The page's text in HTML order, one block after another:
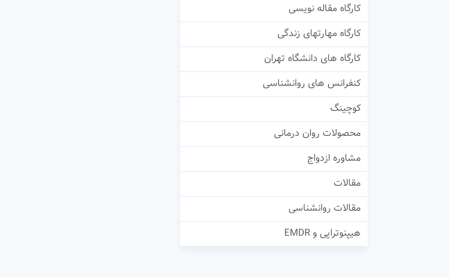
کارگاه مقاله نویسی
کارگاه مهارتهای زندگی
کارگاه های دانشگاه تهران
کنفرانس های روانشناسی
کوچینگ
محصولات روان درمانی
مشاوره ازدواج
مقالات
مقالات روانشناسی
هیپنوتراپی و EMDR